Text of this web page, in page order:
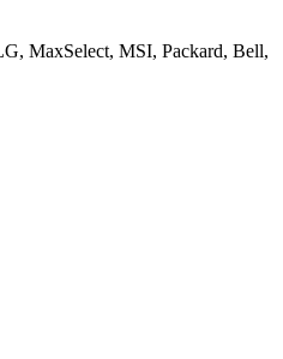
MaxSelect, MSI, Packard, Bell,